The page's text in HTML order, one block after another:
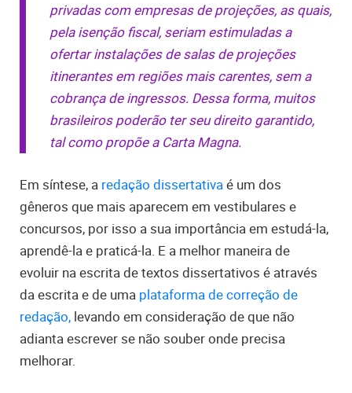
privadas com empresas de projeções, as quais,
pela isenção fiscal, seriam estimuladas a
ofertar instalações de salas de projeções
itinerantes em regiões mais carentes, sem a
cobrança de ingressos. Dessa forma, muitos
brasileiros poderão ter seu direito garantido,
tal como propõe a Carta Magna.
Em síntese, a redação dissertativaé um dos
gêneros que mais aparecem em vestibulares e
concursos, por isso a sua importância em estudá-la,
aprendê-la e praticá-la. E a melhor maneira de
evoluir na escrita de textos dissertativos é através
da escrita e de uma plataforma de correção de
redação, levando em consideração de que não
adianta escrever se não souber onde precisa
melhorar.